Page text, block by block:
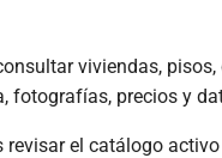
viviendas,
fotografías, precios y
revisar el catálogo